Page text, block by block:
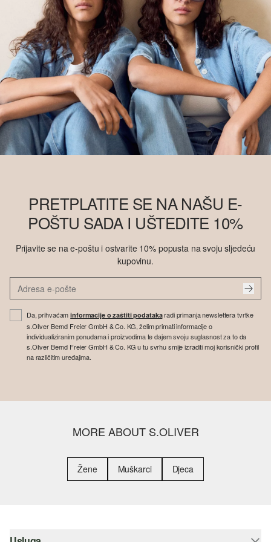
PRETPLATITE SE NA NAŠU E-
POŠTU SADA I UŠTEDITE 10%
Prijavite se na e-poštu i ostvarite 10% popusta na svoju sljedeću
kupovinu.
Da, prihvaćaminformacije o zaštiti podatakaradi primanja newslettera tvrtke
s.Oliver Bernd Freier GmbH & Co. KG, želim primati informacije o
individualiziranim ponudama i proizvodima te dajem svoju suglasnost za to da
s.Oliver Bernd Freier GmbH & Co. KG u tu svrhu smije izraditi moj korisnički profil
na različitim uređajima.
MORE ABOUT S.OLIVER
Žene Muškarci Djeca